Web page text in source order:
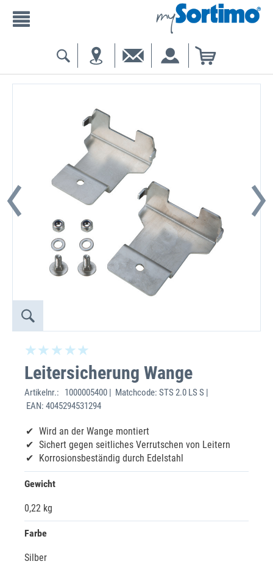
Leitersicherung Wange
Artikelnr.:
1000005400 | Matchcode: STS 2.0 LS S |
EAN: 4045294531294
Wird an der Wange montiert
Sichert gegen seitliches Verrutschen von Leitern
Korrosionsbeständig durch Edelstahl
Gewicht
0,22 kg
Farbe
Silber